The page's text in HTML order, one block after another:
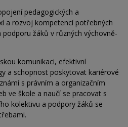
pedagogických a
a rozvoj kompetencí potřebných
žáků v různých výchovně-
komunikaci, efektivní
a schopnost poskytovat kariérové
s právním a organizačním
ve škole a naučí se pracovat s
kolektivu a podpory žáků se